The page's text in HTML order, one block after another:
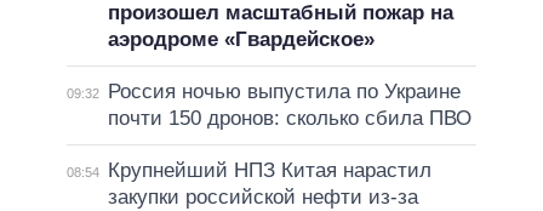
произошел масштабный пожар на
аэродроме «Гвардейское»
09:32
Россия ночью выпустила по Украине
почти 150 дронов: сколько сбила ПВО
08:54
Крупнейший НПЗ Китая нарастил
закупки российской нефти из-за